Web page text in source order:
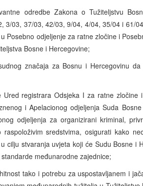
odredbe Zakona o Tužiteljstvu
3/03, 37/03, 42/03, 9/04, 4/04, 35/04 i 61/
Posebno odjeljenje za ratne zločine i
Bosne i Hercegovine;
značaja za Bosnu i Hercegovinu
Ured registrara Odsjeka I za ratne zločine
i Apelacionog odjeljenja Suda
odjeljenja za organizirani kriminal,
raspoloživim sredstvima, osigurati kako
cilju stvaranja uvjeta koji će Sudu Bosne i
međunarodne zajednice;
tako i potrebu za uspostavljanem i